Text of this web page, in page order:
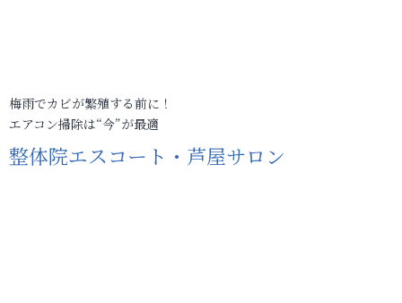
梅雨でカビが繁殖する前に！
エアコン掃除は“今”が最適
整体院エスコート・芦屋サロン